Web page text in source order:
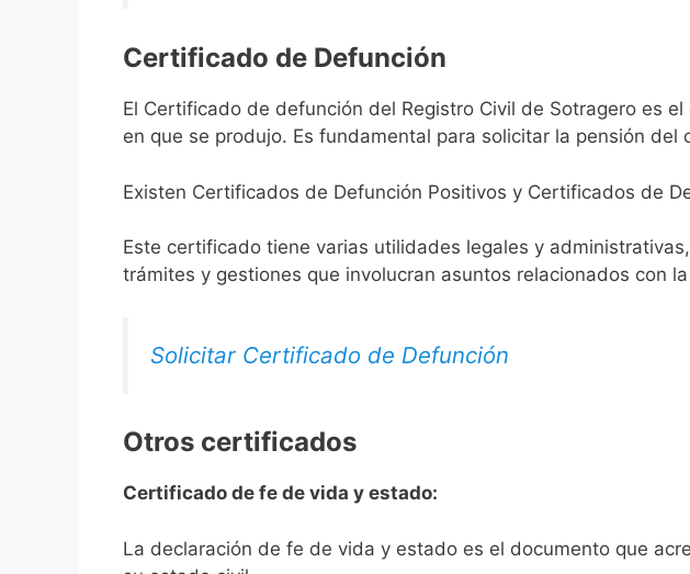
Certificado de Defunción
El Certificado de defunción del Registro Civil de Sotragero es
en que se produjo. Es fundamental para solicitar la pensión del
Existen Certificados de Defunción Positivos y Certificados de
Este certificado tiene varias utilidades legales y
trámites y gestiones que involucran asuntos relacionados con
Solicitar Certificado de Defunción
Otros certificados
Certificado de fe de vida y estado:
La declaración de fe de vida y estado es el documento que